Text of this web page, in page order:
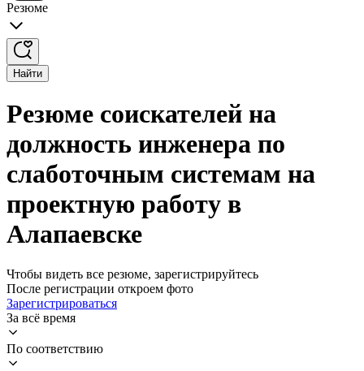
Резюме
Найти
Резюме соискателей на
должность инженера по
слаботочным системам на
проектную работу в
Алапаевске
Чтобы видеть все резюме, зарегистрируйтесь
После регистрации откроем фото
Зарегистрироваться
За всё время
По соответствию